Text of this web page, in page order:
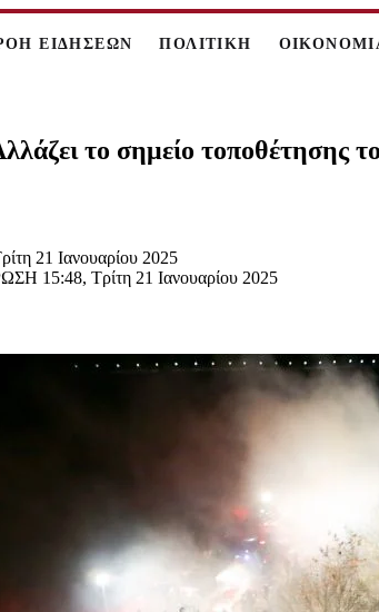
ΕΙΔΗΣΕΩΝ ΠΟΛΙΤΙΚΗ
το σημείο
21 Ιανουαρίου 2025
15:48, Τρίτη 21 Ιανουαρίου 2025